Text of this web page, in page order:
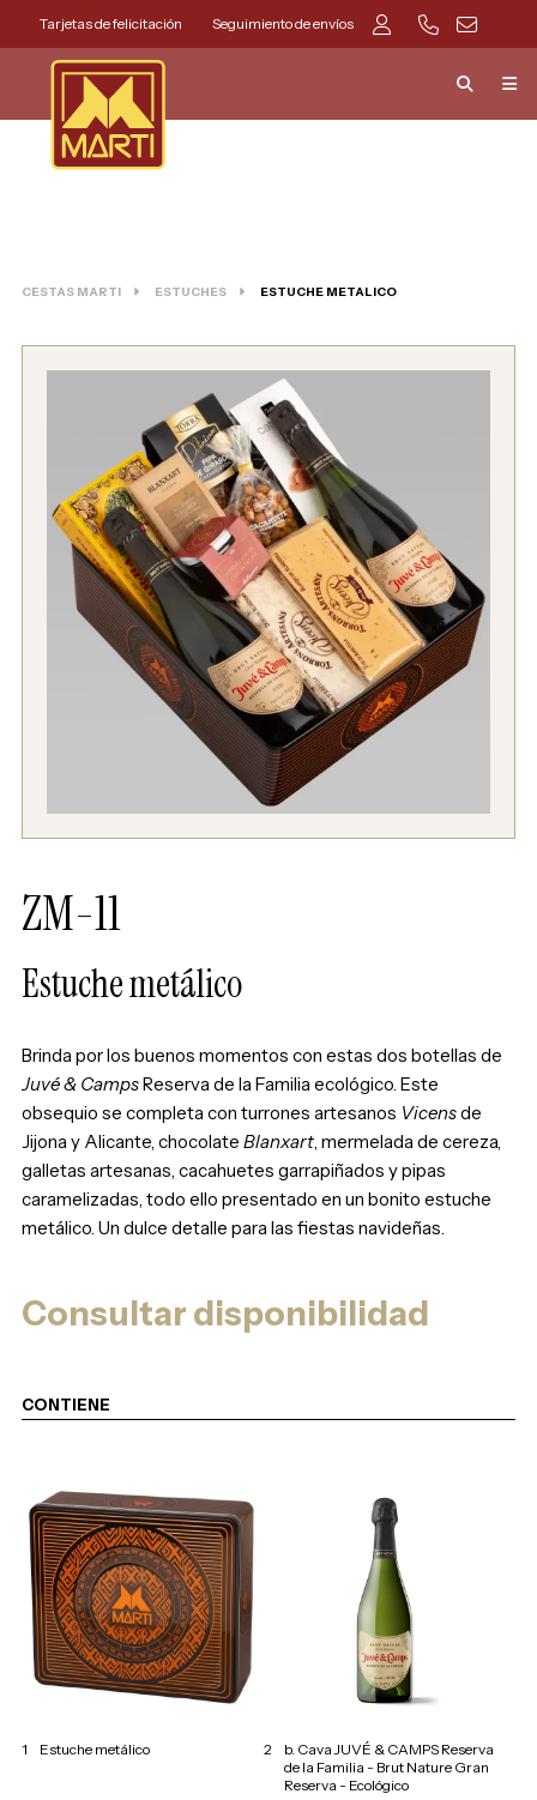
Tarjetas de felicitación Seguimiento de envíos
CESTAS MARTI ESTUCHES ESTUCHE METALICO
ZM-11
Estuche metálico
Brinda por los buenos momentos con estas dos botellas de
Juvé & CampsReserva de la Familia ecológico. Este
obsequio se completa con turrones artesanos Vicensde
Jijona y Alicante, chocolate Blanxart, mermelada de cereza,
galletas artesanas, cacahuetes garrapiñados y pipas
caramelizadas, todo ello presentado en un bonito estuche
metálico. Un dulce detalle para las fiestas navideñas.
Consultar disponibilidad
CONTIENE
1 Estuche metálico 2
b. Cava JUVÉ & CAMPS Reserva
de la Familia - Brut Nature Gran
Reserva - Ecológico